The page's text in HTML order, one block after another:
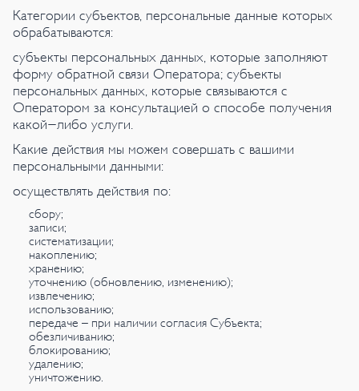
Категории субъектов, персональные данные которых
обрабатываются:
субъекты персональных данных, которые заполняют
форму обратной связи Оператора; субъекты
персональных данных, которые связываются с
Оператором за консультацией о способе получения
какой-либо услуги.
Какие действия мы можем совершать с вашими
персональными данными:
осуществлять действия по:
сбору;
записи;
систематизации;
накоплению;
хранению;
уточнению (обновлению, изменению);
извлечению;
использованию;
передаче – при наличии согласия Субъекта;
обезличиванию;
блокированию;
удалению;
уничтожению.